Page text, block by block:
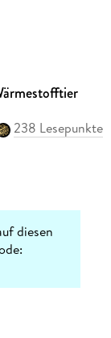
238 Lesepunkte
diesen